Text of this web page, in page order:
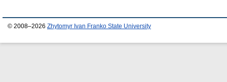
© 2008–2026 Zhytomyr Ivan Franko State University